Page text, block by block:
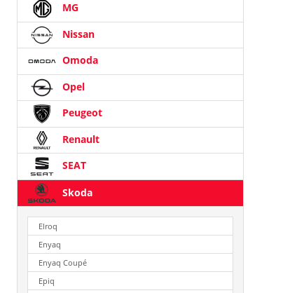
MG
Nissan
Omoda
Opel
Peugeot
Renault
SEAT
Skoda
Elroq
Enyaq
Enyaq Coupé
Epiq